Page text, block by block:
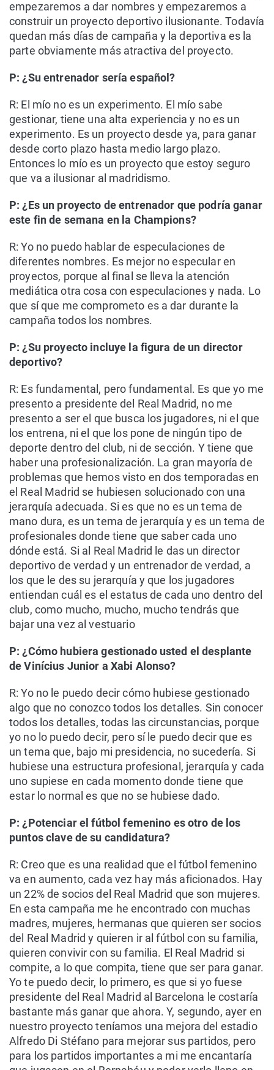
empezaremos a dar nombres y empezaremos a
construir un proyecto deportivo ilusionante. Todavía
quedan más días de campaña y la deportiva es la
parte obviamente más atractiva del proyecto.
P: ¿Su entrenador sería español?
R: El mío no es un experimento. El mío sabe
gestionar, tiene una alta experiencia y no es un
experimento. Es un proyecto desde ya, para ganar
desde corto plazo hasta medio largo plazo.
Entonces lo mío es un proyecto que estoy seguro
que va a ilusionar al madridismo.
P: ¿Es un proyecto de entrenador que podría ganar
este fin de semana en la Champions?
R: Yo no puedo hablar de especulaciones de
diferentes nombres. Es mejor no especular en
proyectos, porque al final se lleva la atención
mediática otra cosa con especulaciones y nada. Lo
que sí que me comprometo es a dar durante la
campaña todos los nombres.
P: ¿Su proyecto incluye la figura de un director
deportivo?
R: Es fundamental, pero fundamental. Es que yo me
presento a presidente del Real Madrid, no me
presento a ser el que busca los jugadores, ni el que
los entrena, ni el que los pone de ningún tipo de
deporte dentro del club, ni de sección. Y tiene que
haber una profesionalización. La gran mayoría de
problemas que hemos visto en dos temporadas en
el Real Madrid se hubiesen solucionado con una
jerarquía adecuada. Si es que no es un tema de
mano dura, es un tema de jerarquía y es un tema de
profesionales donde tiene que saber cada uno
dónde está. Si al Real Madrid le das un director
deportivo de verdad y un entrenador de verdad, a
los que le des su jerarquía y que los jugadores
entiendan cuál es el estatus de cada uno dentro del
club, como mucho, mucho, mucho tendrás que
bajar una vez al vestuario
P: ¿Cómo hubiera gestionado usted el desplante
de Vinícius Junior a Xabi Alonso?
R: Yo no le puedo decir cómo hubiese gestionado
algo que no conozco todos los detalles. Sin conocer
todos los detalles, todas las circunstancias, porque
yo no lo puedo decir, pero sí le puedo decir que es
un tema que, bajo mi presidencia, no sucedería. Si
hubiese una estructura profesional, jerarquía y cada
uno supiese en cada momento donde tiene que
estar lo normal es que no se hubiese dado.
P: ¿Potenciar el fútbol femenino es otro de los
puntos clave de su candidatura?
R: Creo que es una realidad que el fútbol femenino
va en aumento, cada vez hay más aficionados. Hay
un 22% de socios del Real Madrid que son mujeres.
En esta campaña me he encontrado con muchas
madres, mujeres, hermanas que quieren ser socios
del Real Madrid y quieren ir al fútbol con su familia,
quieren convivir con su familia. El Real Madrid si
compite, a lo que compita, tiene que ser para ganar.
Yo te puedo decir, lo primero, es que si yo fuese
presidente del Real Madrid al Barcelona le costaría
bastante más ganar que ahora. Y, segundo, ayer en
nuestro proyecto teníamos una mejora del estadio
Alfredo Di Stéfano para mejorar sus partidos, pero
para los partidos importantes a mi me encantaría